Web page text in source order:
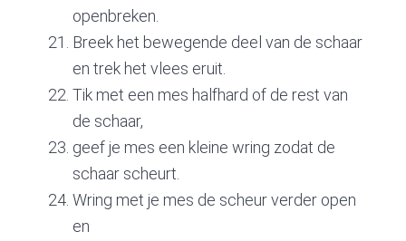
openbreken.
Breek het bewegende deel van de schaar
en trek het vlees eruit.
Tik met een mes halfhard of de rest van
de schaar,
geef je mes een kleine wring zodat de
schaar scheurt.
Wring met je mes de scheur verder open
en